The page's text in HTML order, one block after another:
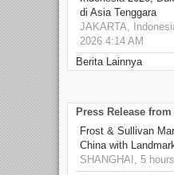
di Asia Tenggara
JAKARTA,
2026 4:14 AM
Berita Lainnya
Press Release
Frost & Sullivan
China with
SHANGHAI, 5